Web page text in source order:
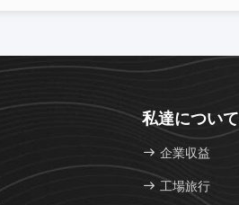
私達について
企業収益
工場旅行